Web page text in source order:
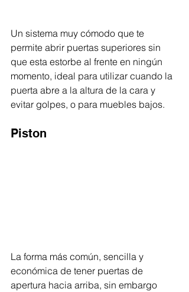
Un sistema muy cómodo que te
permite abrir puertas superiores sin
que esta estorbe al frente en ningún
momento, ideal para utilizar cuando la
puerta abre a la altura de la cara y
evitar golpes, o para muebles bajos.
Piston
La forma más común, sencilla y
económica de tener puertas de
apertura hacia arriba, sin embargo